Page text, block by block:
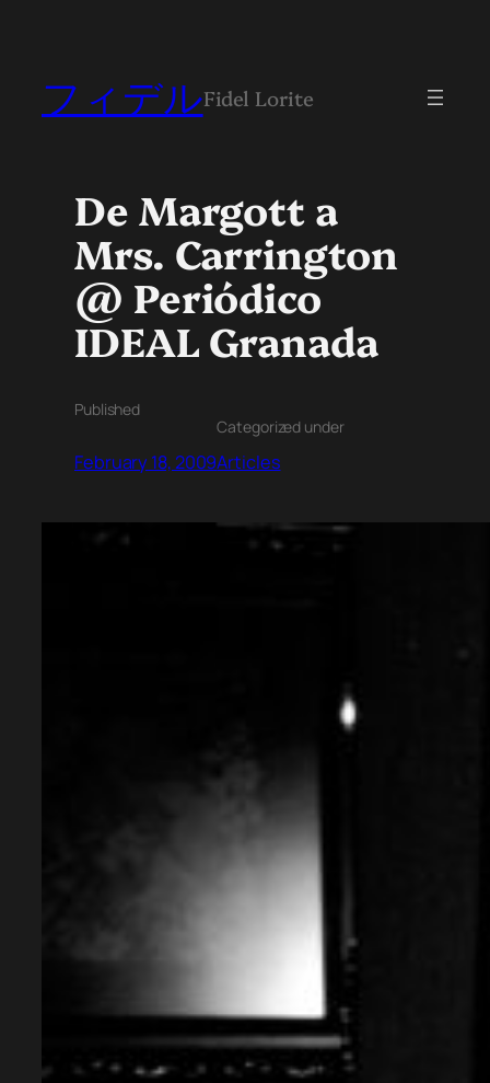
フィデルFidel Lorite
De Margott a
Mrs. Carrington
@ Periódico
IDEAL Granada
Published
February 18, 2009
Categorized under
Articles